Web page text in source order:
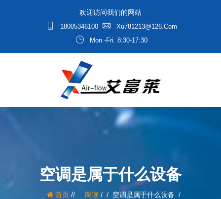
欢迎访问我们的网站
18005346100
Xu781213@126.com
Mon.-Fri. 8:30-17:30
空调是属于什么设备
首页/ 阅读/ 空调是属于什么设备